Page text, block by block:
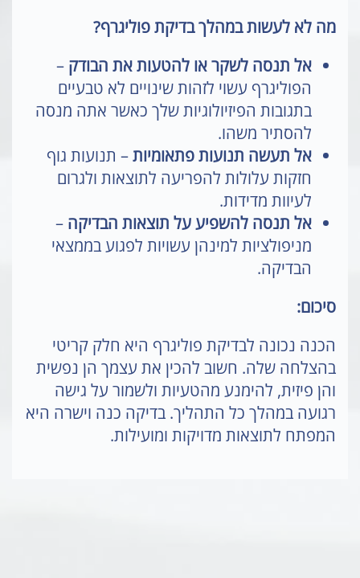
מה לא לעשות במהלך בדיקת פוליגרף?
אל תנסה לשקר או להטעות את הבודק –
הפוליגרף עשוי לזהות שינויים לא טבעיים
בתגובות הפיזיולוגיות שלך כאשר אתה מנסה
להסתיר משהו.
אל תעשה תנועות פתאומיות– תנועות גוף
חזקות עלולות להפריעה לתוצאות ולגרום
לעיוות מדידות.
אל תנסה להשפיע על תוצאות הבדיקה –
מניפולציות למינהן עשויות לפגוע בממצאי
הבדיקה.
סיכום:
הכנה נכונה לבדיקת פוליגרף היא חלק קריטי
בהצלחה שלה. חשוב להכין את עצמך הן נפשית
והן פיזית, להימנע מהטעיות ולשמור על גישה
רגועה במהלך כל התהליך. בדיקה כנה וישרה היא
המפתח לתוצאות מדויקות ומועילות.